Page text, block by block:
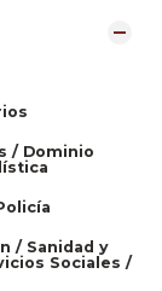
/ Dominio
/ Sanidad y
Sociales /